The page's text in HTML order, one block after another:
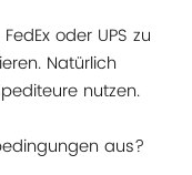
oder UPS zu
Natürlich
nutzen.
aus?